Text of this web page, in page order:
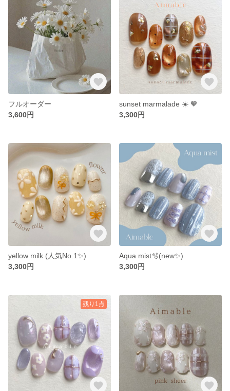
フルオーダー
3,600円
sunset marmalade ☀️ 🧡
3,300円
yellow milk (人気No.1✨)
3,300円
Aqua mist🫧(new✨)
3,300円
残り1点